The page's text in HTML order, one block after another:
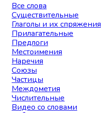
Все слова
Существительные
Глаголы и их спряжения
Прилагательные
Предлоги
Местоимения
Наречия
Союзы
Частицы
Междометия
Числительные
Видео со словами